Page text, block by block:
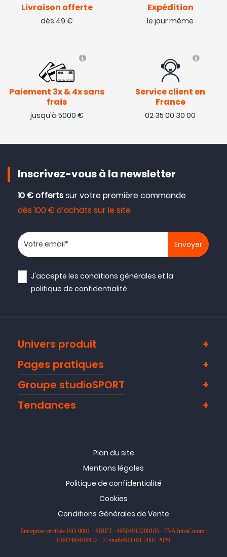
Livraison offerte
dès 49 €
Expédition
le jour même
Paiement 3x & 4x sans
frais
jusqu'à 5000 €
Service client en
France
02 35 00 30 00
Inscrivez-vous à la newsletter
10 € offertssur votre première commande
dès 100 € d’achats sur le site
Votre adresse email
J'accepte lesconditions générales et la
politique de confidentialité
Univers produit
Pages pratiques
Groupe studioSPORT
Tendances
Plan du site
Mentions légales
Politique de confidentialité
Cookies
Conditions Générales de Vente
Entreprise certifiée ISO 9001 - SIRET : 49504913200105 - TVA IntraComm :
FR02495049132 - © studioSPORT 2007-2026